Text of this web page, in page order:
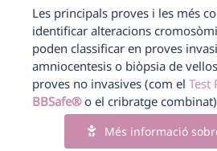
Les principals proves i les més
identificar alteracions
poden classificar en proves
amniocentesis o biòpsia de
proves no invasives (com el Test
BBSafe®o el cribratge
Més informació